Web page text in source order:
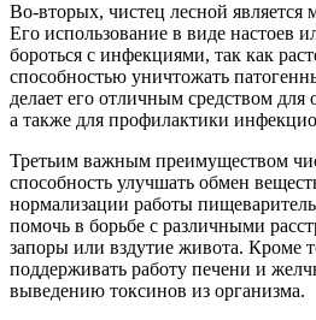
Во-вторых, чистец лесной
Его использование в виде настоев
бороться с инфекциями, так как
способностью уничтожать
делает его отличным средством для
а также для профилактики
Третьим важным преимуществом
способность улучшать обмен
нормализации работы
помочь в борьбе с различными
запоры или вздутие живота. Кроме
поддерживать работу печени и
выведению токсинов из организма.